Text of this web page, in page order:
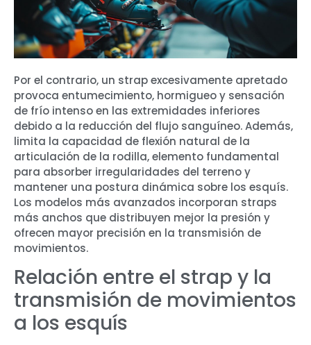
Por el contrario, un strap excesivamente apretado
provoca entumecimiento, hormigueo y sensación
de frío intenso en las extremidades inferiores
debido a la reducción del flujo sanguíneo. Además,
limita la capacidad de flexión natural de la
articulación de la rodilla, elemento fundamental
para absorber irregularidades del terreno y
mantener una postura dinámica sobre los esquís.
Los modelos más avanzados incorporan straps
más anchos que distribuyen mejor la presión y
ofrecen mayor precisión en la transmisión de
movimientos.
Relación entre el strap y la
transmisión de movimientos
a los esquís